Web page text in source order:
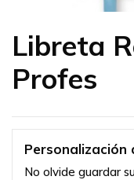
Libreta
Profes
Personalización
No olvide guardar